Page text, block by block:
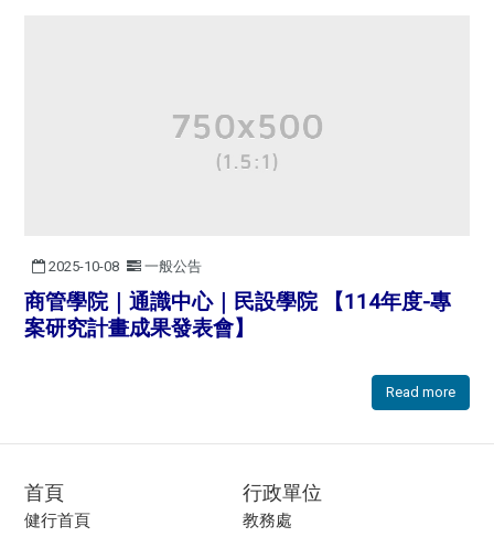
2025-10-08 一般公告
商管學院｜通識中心｜民設學院 【114年度-專
案研究計畫成果發表會】
Read more
首頁
健行首頁
行政單位
教務處